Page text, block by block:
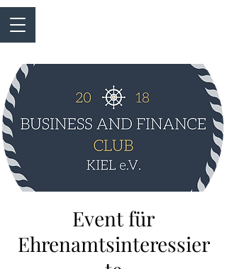
Event für
Ehrenamtsinteressier